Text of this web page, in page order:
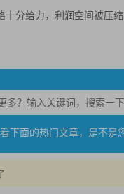
十分给力，利润空间被压
下面的热门文章，是不是